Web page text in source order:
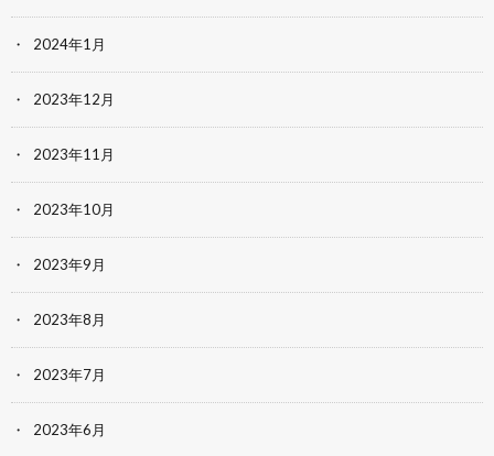
2024年1月
2023年12月
2023年11月
2023年10月
2023年9月
2023年8月
2023年7月
2023年6月